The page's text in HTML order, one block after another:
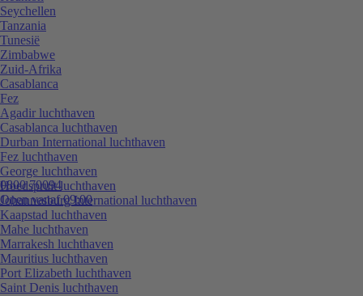
0800 70094
Open vanaf 09:00
Seychellen
Tanzania
Tunesië
Zimbabwe
Zuid-Afrika
Casablanca
Fez
Agadir luchthaven
Casablanca luchthaven
Durban International luchthaven
Fez luchthaven
George luchthaven
Hoedspruit luchthaven
Johannesburg International luchthaven
Kaapstad luchthaven
Mahe luchthaven
Marrakesh luchthaven
Mauritius luchthaven
Port Elizabeth luchthaven
Saint Denis luchthaven